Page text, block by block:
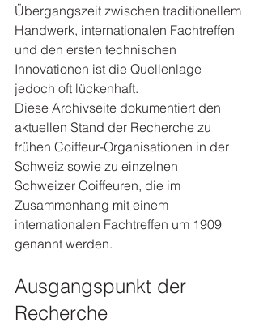
Übergangszeit zwischen traditionellem
Handwerk, internationalen Fachtreffen
und den ersten technischen
Innovationen ist die Quellenlage
jedoch oft lückenhaft.
Diese Archivseite dokumentiert den
aktuellen Stand der Recherche zu
frühen Coiffeur-Organisationen in der
Schweiz sowie zu einzelnen
Schweizer Coiffeuren, die im
Zusammenhang mit einem
internationalen Fachtreffen um 1909
genannt werden.
Ausgangspunkt der
Recherche